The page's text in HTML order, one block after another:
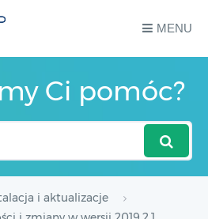
MENU
Ci pomóc?
i aktualizacje